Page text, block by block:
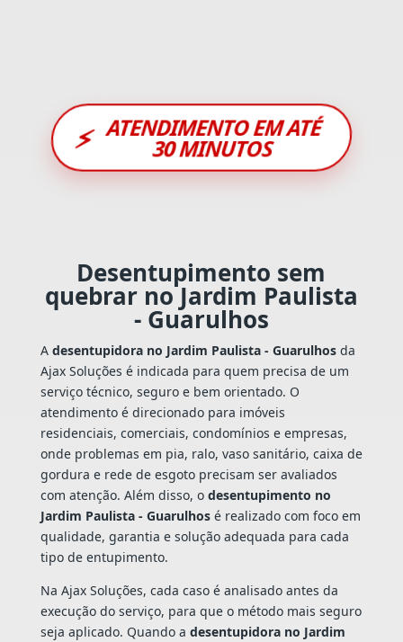
⚡ ATENDIMENTO EM ATÉ
30 MINUTOS
Desentupimento sem
quebrar no Jardim Paulista
- Guarulhos
A desentupidora no Jardim Paulista - Guarulhosda
Ajax Soluções é indicada para quem precisa de um
serviço técnico, seguro e bem orientado. O
atendimento é direcionado para imóveis
residenciais, comerciais, condomínios e empresas,
onde problemas em pia, ralo, vaso sanitário, caixa de
gordura e rede de esgoto precisam ser avaliados
com atenção. Além disso, o desentupimento no
Jardim Paulista - Guarulhosé realizado com foco em
qualidade, garantia e solução adequada para cada
tipo de entupimento.
Na Ajax Soluções, cada caso é analisado antes da
execução do serviço, para que o método mais seguro
seja aplicado. Quando a desentupidora no Jardim